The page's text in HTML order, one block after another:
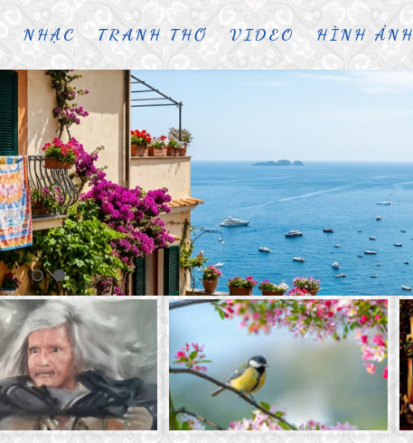
NHẠC TRANH THƠ VIDEO HÌNH ẢNH